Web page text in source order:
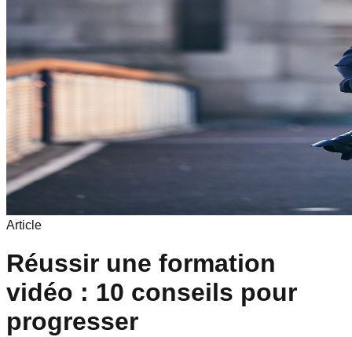
Article
Réussir une formation
vidéo : 10 conseils pour
progresser